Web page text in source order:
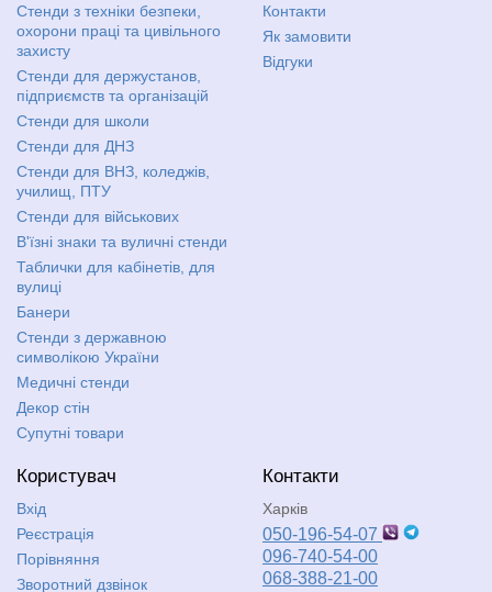
Стенди з техніки безпеки,
охорони праці та цивільного
захисту
Стенди для держустанов,
підприємств та організацій
Стенди для школи
Стенди для ДНЗ
Стенди для ВНЗ, коледжів,
училищ, ПТУ
Стенди для військових
В'їзні знаки та вуличні стенди
Таблички для кабінетів, для
вулиці
Банери
Стенди з державною
символікою України
Медичні стенди
Декор стін
Супутні товари
Контакти
Як замовити
Відгуки
Користувач
Вхід
Реєстрація
Порівняння
Зворотний дзвінок
Контакти
Харків
050-196-54-07
096-740-54-00
068-388-21-00